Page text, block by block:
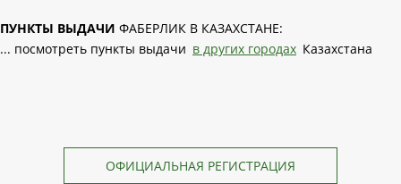
ПУНКТЫ ВЫДАЧИ ФАБЕРЛИК В КАЗАХСТАНЕ:
... посмотреть пункты выдачи в других городах Казахстана
ОФИЦИАЛЬНАЯ РЕГИСТРАЦИЯ